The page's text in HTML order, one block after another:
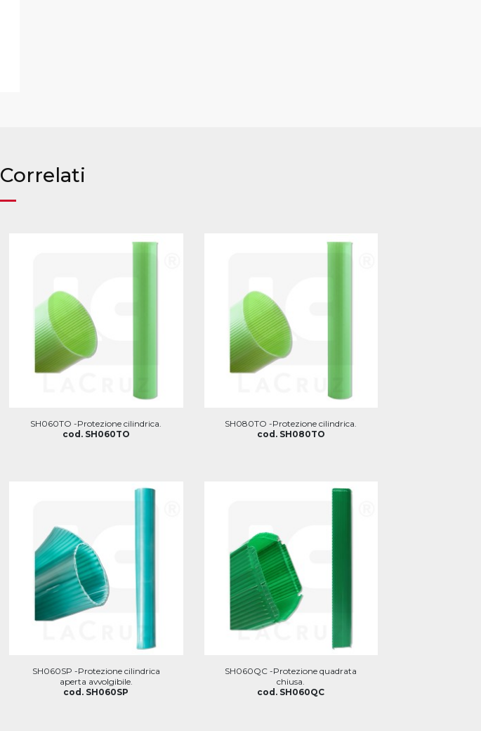
SH060TO -Protezione cilindrica.
cod. SH060TO
SH080TO -Protezione cilindrica.
cod. SH080TO
SH060SP -Protezione cilindrica
aperta avvolgibile.
cod. SH060SP
SH060QC -Protezione quadrata
chiusa.
cod. SH060QC